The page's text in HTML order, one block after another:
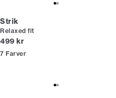
Strik
Relaxed fit
I alt (inkl. rabat)
499 kr
7 Farver